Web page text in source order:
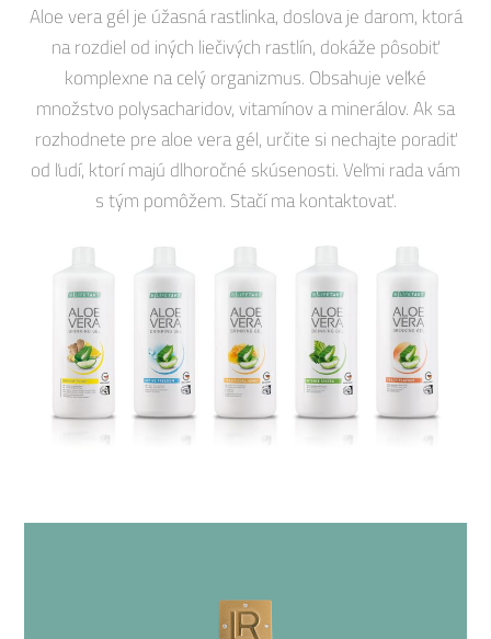
Aloe vera gél je úžasná rastlinka, doslova je darom, ktorá
na rozdiel od iných liečivých rastlín, dokáže pôsobiť
komplexne na celý organizmus. Obsahuje veľké
množstvo polysacharidov, vitamínov a minerálov. Ak sa
rozhodnete pre aloe vera gél, určite si nechajte poradiť
od ľudí, ktorí majú dlhoročné skúsenosti. Veľmi rada vám
s tým pomôžem. Stačí ma kontaktovať.